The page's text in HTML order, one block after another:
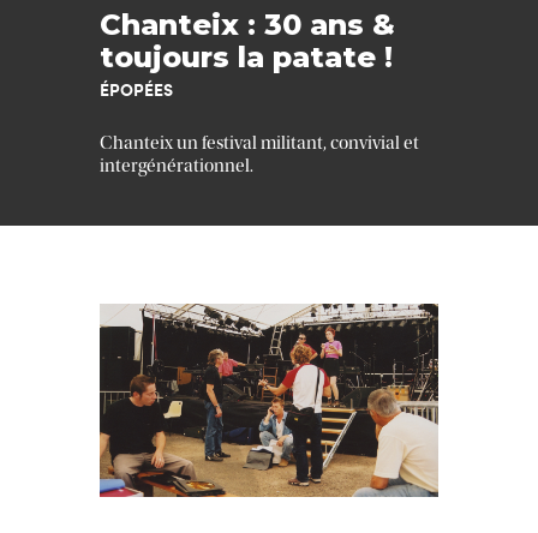
Chanteix : 30 ans &
toujours la patate !
ÉPOPÉES
Chanteix un festival militant, convivial et
intergénérationnel.